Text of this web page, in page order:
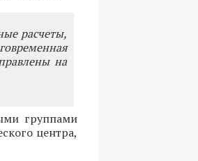
расчеты,
на
группами
центра,